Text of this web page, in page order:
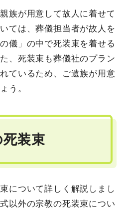
族が用意して故人に着せて
ては、葬儀担当者が故人を
儀」の中で死装束を着せる
、死装束も葬儀社のプラン
ているため、ご遺族が用意
う。
装束
について詳しく解説しまし
以外の宗教の死装束につい